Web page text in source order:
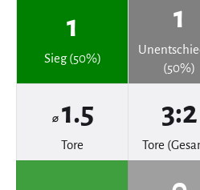
1
Sieg (50%)
1
(50%)
⌀ 1.5
Tore
3:2
Tore